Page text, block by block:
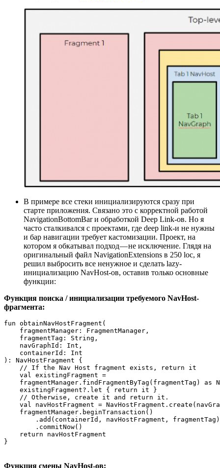
В примере все стеки инициализируются сразу при
старте приложения. Связано это с корректной работой
NavigationBottomBar и обработкой Deep Link-ов. Но я
часто сталкивался с проектами, где deep link-и не нужны
и бар навигации требует кастомизации. Проект, на
котором я обкатывал подход — не исключение. Глядя на
оригинальный файл NavigationExtensions в 250 loc, я
решил выбросить все ненужное и сделать lazy-
инициализацию NavHost-ов, оставив только основные
функции:
Функция поиска / инициализации требуемого NavHost-
фрагмента:
fun obtainNavHostFragment(
    fragmentManager: FragmentManager,
    fragmentTag: String,
    navGraphId: Int,
    containerId: Int
): NavHostFragment {
    // If the Nav Host fragment exists, return it
    val existingFragment =
fragmentManager.findFragmentByTag(fragmentTag)
    existingFragment?.let { return it }
    // Otherwise, create it and return it.
val navHostFragment =
    fragmentManager.beginTransaction()
.add(containerId, navHostFragment,
        .commitNow()
    return navHostFragment
}
Функция смены NavHost-ов: